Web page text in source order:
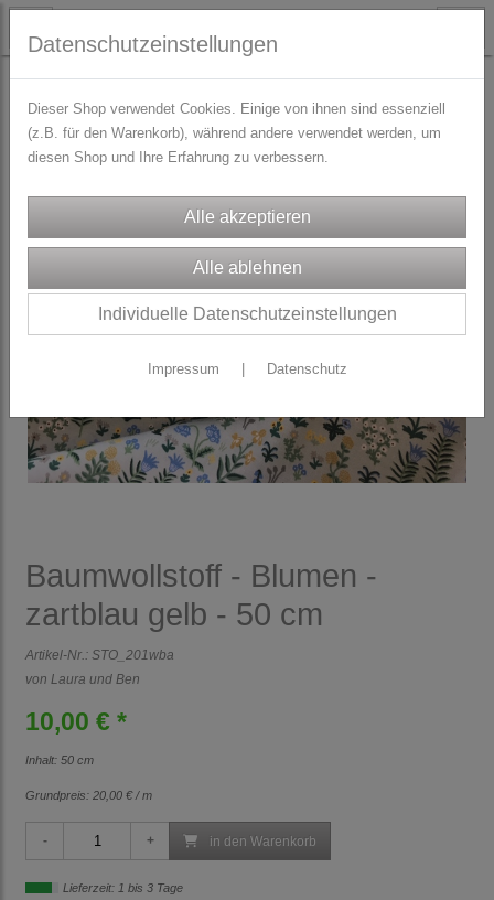
STOFFE Blusen-/Kleiderstoffe
Baumwollstoff - Blumen -
zartblau gelb - 50 cm
Artikel-Nr.: STO_201wba
von Laura und Ben
10,00 € *
Inhalt: 50 cm
Grundpreis: 20,00 € / m
in den Warenkorb
Lieferzeit: 1 bis 3 Tage
Datenschutzeinstellungen
Dieser Shop verwendet Cookies. Einige von ihnen sind essenziell
(z.B. für den Warenkorb), während andere verwendet werden, um
diesen Shop und Ihre Erfahrung zu verbessern.
Individuelle Datenschutzeinstellungen
Impressum Datenschutz